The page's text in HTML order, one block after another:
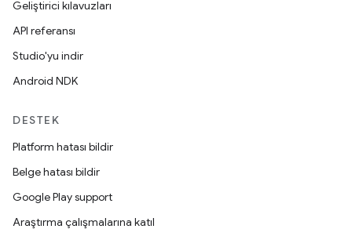
Geliştirici kılavuzları
API referansı
Studio'yu indir
Android NDK
DESTEK
Platform hatası bildir
Belge hatası bildir
Google Play support
Araştırma çalışmalarına katıl